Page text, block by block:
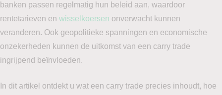
banken passen regelmatig hun beleid aan, waardoor
rentetarieven en wisselkoersen onverwacht kunnen
veranderen. Ook geopolitieke spanningen en economische
onzekerheden kunnen de uitkomst van een carry trade
ingrijpend beïnvloeden.
In dit artikel ontdekt u wat een carry trade precies inhoudt, hoe